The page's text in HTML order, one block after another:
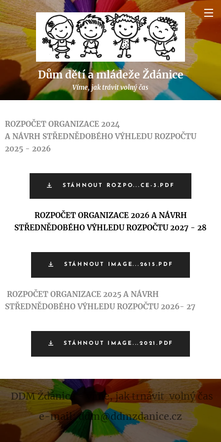
Dům dětí a mládeže Ždánice
Víme, jak trávit volný čas
ROZPOČET ORGANIZACE 2024
A NÁVRH STŘEDNĚDOBÉHO VÝHLEDU ROZPOČTU
2025 - 2026
STÁHNOUT ROZPO...CE-3.PDF
ROZPOČET ORGANIZACE 2026 A NÁVRH
STŘEDNĚDOBÉHO VÝHLEDU ROZPOČTU 2027 - 28
STÁHNOUT IMAGE...2615.PDF
ROZPOČET ORGANIZACE 2025 A NÁVRH
STŘEDNĚDOBÉHO VÝHLEDU ROZPOČTU 2026- 27
STÁHNOUT IMAGE...2021.PDF
DDM Ždánice
- víme, jak trnávit volný čas
e-mail: ddm@ddmzdanice.cz
.